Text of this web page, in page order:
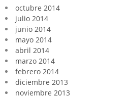
octubre 2014
julio 2014
junio 2014
mayo 2014
abril 2014
marzo 2014
febrero 2014
diciembre 2013
noviembre 2013